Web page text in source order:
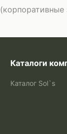
(корпоративные
Каталоги
Каталог Sol`s